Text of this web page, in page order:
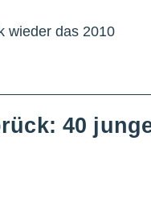
wieder das 2010
40